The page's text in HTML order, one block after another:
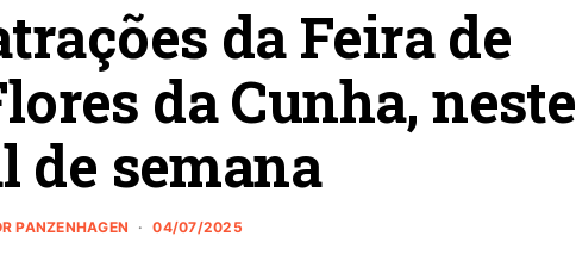
da Feira de
da Cunha, neste
de semana
PANZENHAGEN 04/07/2025